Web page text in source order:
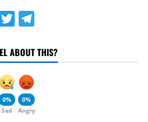
Twitter
ABOUT THIS?
0%
Sad
0%
Angry